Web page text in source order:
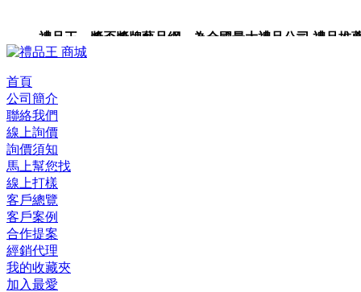
禮品王 獎盃獎牌藝品網 為全國最大禮品公司,禮品推
禮品卡,企業禮品,禮品小物,高級禮品,禮品網站。
首頁
公司簡介
聯絡我們
線上詢價
詢價須知
馬上幫您找
線上打樣
客戶總覽
客戶案例
合作提案
經銷代理
我的收藏夾
加入最愛